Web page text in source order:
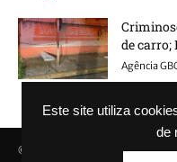
Este site utiliza
de
de carro;
Agência
© Agência GBC. Aqui tem